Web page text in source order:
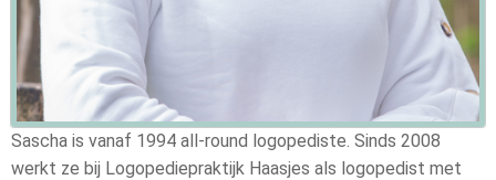
Sascha is vanaf 1994 all-round logopediste. Sinds 2008
werkt ze bij Logopediepraktijk Haasjes als logopedist met